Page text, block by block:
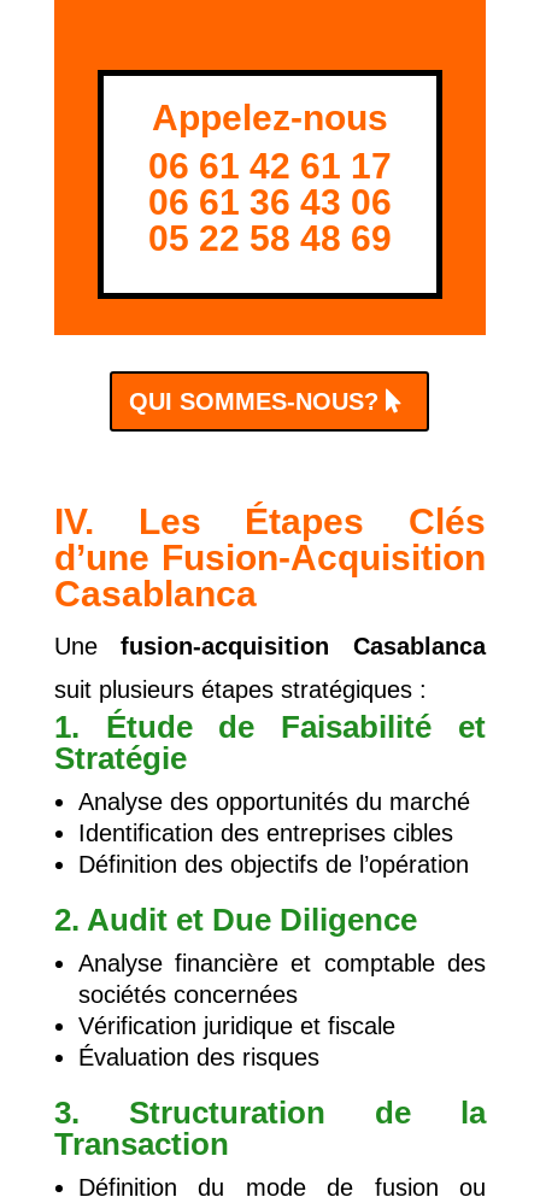
Appelez-nous
06 61 42 61 17
06 61 36 43 06
05 22 58 48 69
QUI SOMMES-NOUS?
IV. Les Étapes Clés
d’une Fusion-Acquisition
Casablanca
Unefusion-acquisition Casablanca
suit plusieurs étapes stratégiques :
1. Étude de Faisabilité et
Stratégie
Analyse des opportunités du marché
Identification des entreprises cibles
Définition des objectifs de l’opération
2. Audit et Due Diligence
Analyse financière et comptable des
sociétés concernées
Vérification juridique et fiscale
Évaluation des risques
3. Structuration de la
Transaction
Définition du mode de fusion ou